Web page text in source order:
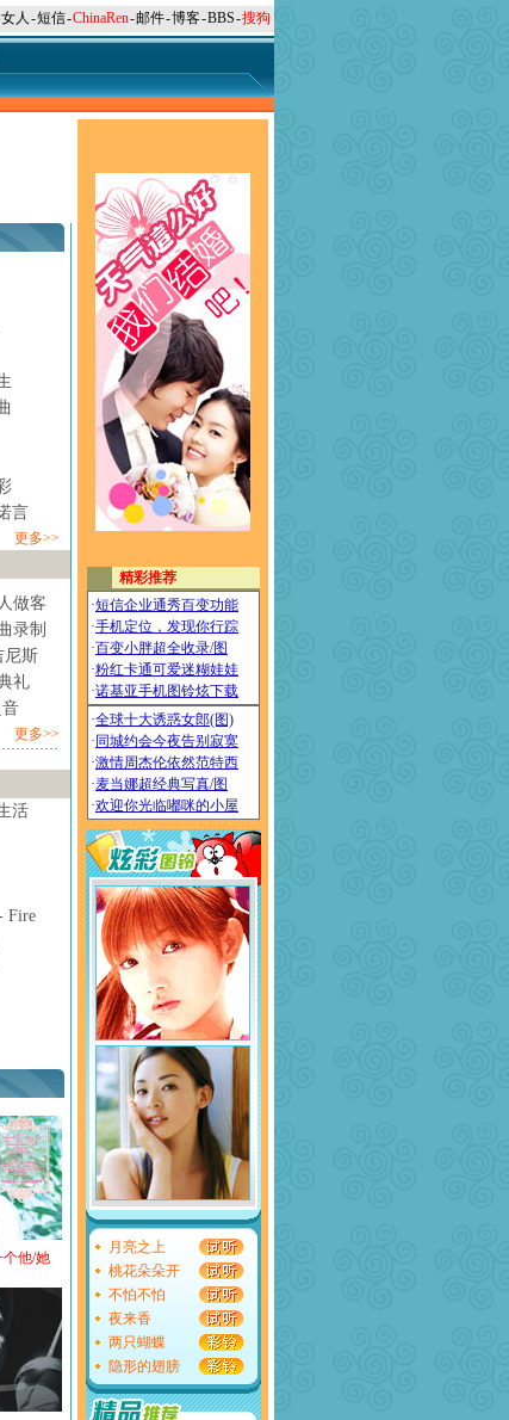
女人 -短信-ChinaRen-邮件-博客-BBS-搜狗
言
更多>>
做客
录制
尼斯
礼
更多>>
活
Fire
个他/她
月亮之上
桃花朵朵开
不怕不怕
夜来香
两只蝴蝶
隐形的翅膀